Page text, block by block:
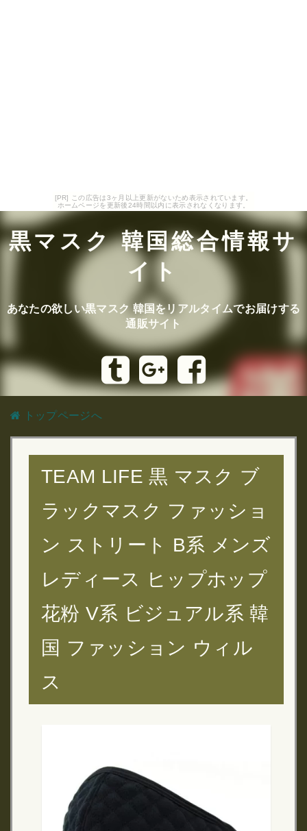
[PR] この広告は3ヶ月以上更新がないため表示されています。
ホームページを更新後24時間以内に表示されなくなります。
黒マスク 韓国総合情報サ
イト
あなたの欲しい黒マスク 韓国をリアルタイムでお届けする
通販サイト
トップページへ
TEAM LIFE 黒 マスク ブ
ラックマスク ファッショ
ン ストリート B系 メンズ
レディース ヒップホップ
花粉 V系 ビジュアル系 韓
国 ファッション ウィル
ス